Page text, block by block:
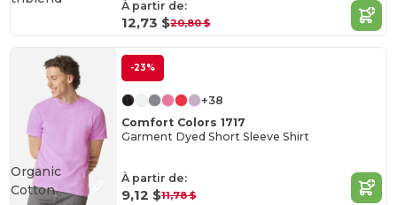
À partir de:
12,73 $20,80 $
-23%
+38
Comfort Colors 1717
Garment Dyed Short Sleeve Shirt
À partir de:
9,12 $11,78 $
Organic
Cotton